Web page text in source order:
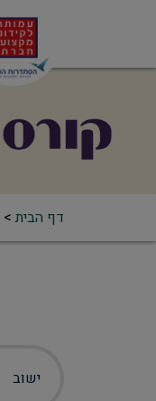
דף הבית >
ישוב